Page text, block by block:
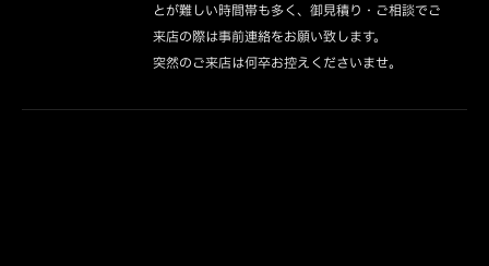
とが難しい時間帯も多く、御見積り・ご相談でご
来店の際は事前連絡をお願い致します。
突然のご来店は何卒お控えくださいませ。